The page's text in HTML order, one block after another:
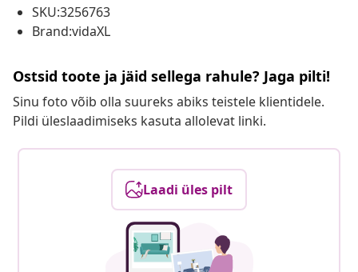
SKU:3256763
Brand:vidaXL
Ostsid toote ja jäid sellega rahule? Jaga pilti!
Sinu foto võib olla suureks abiks teistele klientidele.
Pildi üleslaadimiseks kasuta allolevat linki.
Laadi üles pilt